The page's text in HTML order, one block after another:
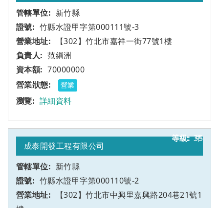
新竹縣
竹縣水證甲字第000111號-3
【302】竹北市嘉祥一街77號1樓
范綱洲
70000000
營業
詳細資料
35
成泰開發工程有限公司
新竹縣
竹縣水證甲字第000110號-2
【302】竹北市中興里嘉興路204巷21號1
甲